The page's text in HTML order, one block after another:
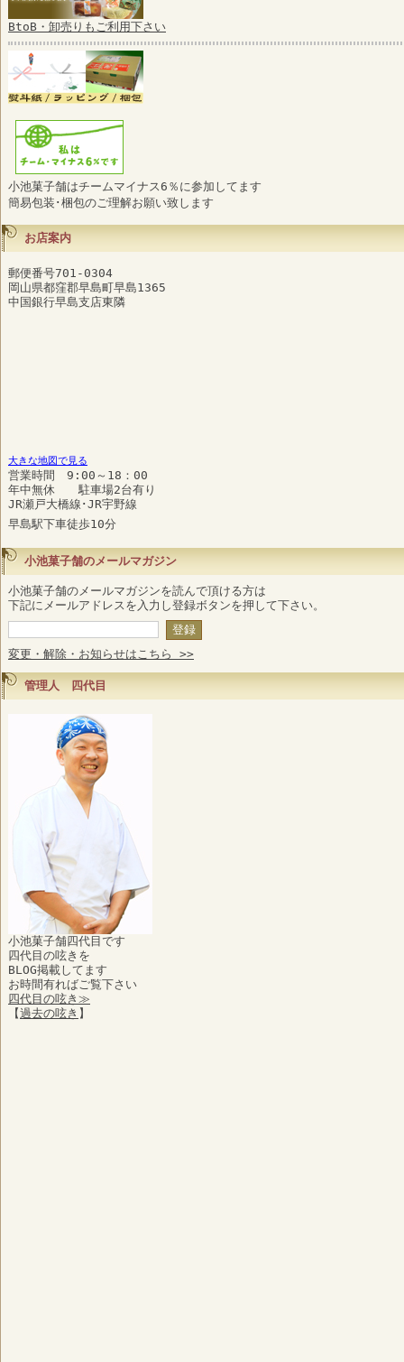
BtoB・卸売りもご利用下さい
小池菓子舗はチームマイナス6％に参加してます
簡易包装･梱包のご理解お願い致します
お店案内
郵便番号701-0304
岡山県都窪郡早島町早島1365
中国銀行早島支店東隣
大きな地図で見る
営業時間 9:00～18：00
年中無休 駐車場2台有り
JR瀬戸大橋線･JR宇野線
早島駅下車徒歩10分
小池菓子舗のメールマガジン
小池菓子舗のメールマガジンを読んで頂ける方は
下記にメールアドレスを入力し登録ボタンを押して下さい。
変更・解除・お知らせはこちら >>
管理人 四代目
小池菓子舗四代目です
四代目の呟きを
BLOG掲載してます
お時間有ればご覧下さい
四代目の呟き≫
【過去の呟き 】